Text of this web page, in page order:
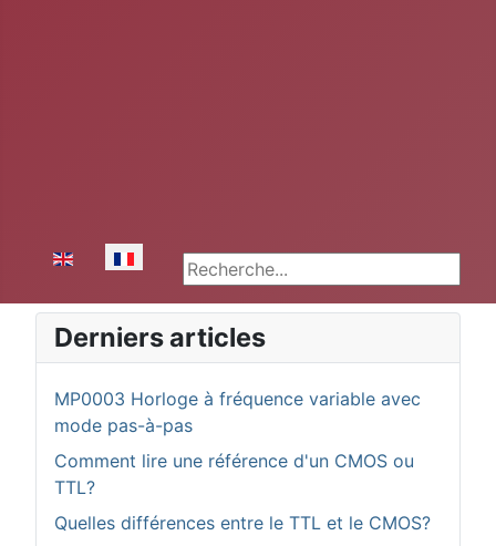
Sélectionnez votre langue
Rechercher
Derniers articles
MP0003 Horloge à fréquence variable avec
mode pas-à-pas
Comment lire une référence d'un CMOS ou
TTL?
Quelles différences entre le TTL et le CMOS?